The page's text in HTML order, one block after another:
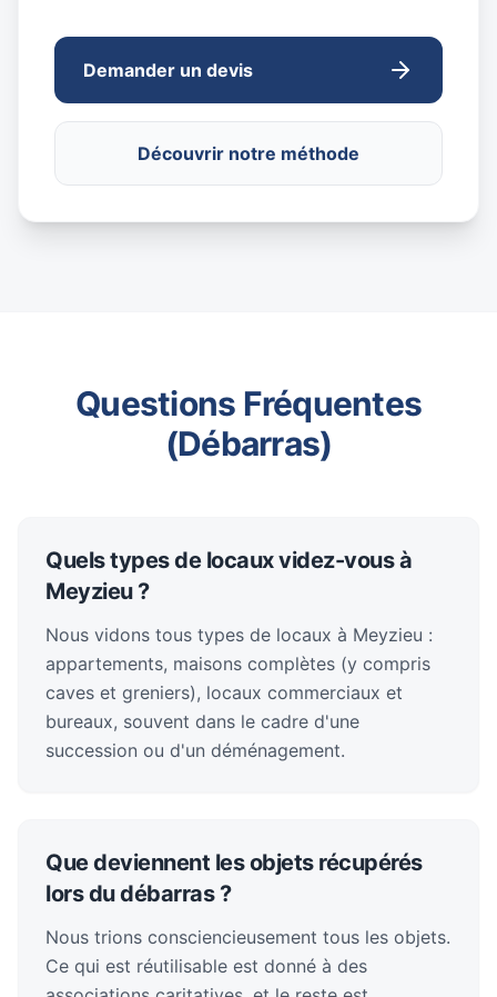
Demander un devis
Découvrir notre méthode
Questions Fréquentes
(Débarras)
Quels types de locaux videz-vous à
Meyzieu ?
Nous vidons tous types de locaux à Meyzieu :
appartements, maisons complètes (y compris
caves et greniers), locaux commerciaux et
bureaux, souvent dans le cadre d'une
succession ou d'un déménagement.
Que deviennent les objets récupérés
lors du débarras ?
Nous trions consciencieusement tous les objets.
Ce qui est réutilisable est donné à des